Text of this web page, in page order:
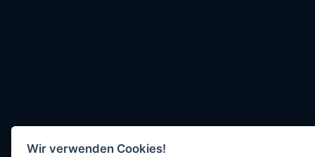
Wir verwenden Cookies!